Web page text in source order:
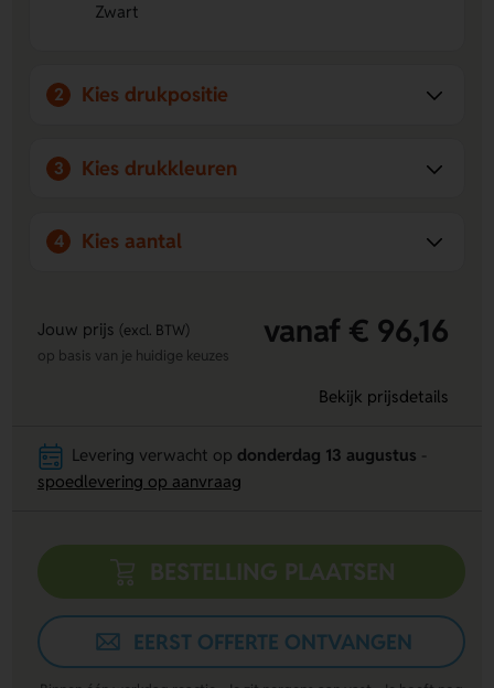
Zwart
2 Kies drukpositie
3 Kies drukkleuren
4 Kies aantal
Jouw prijs (excl. BTW) vanaf € 96,16
op basis van je huidige keuzes
Bekijk prijsdetails
Levering verwacht op donderdag 13 augustus
spoedlevering op aanvraag
BESTELLING PLAATSEN
EERST OFFERTE ONTVANGEN